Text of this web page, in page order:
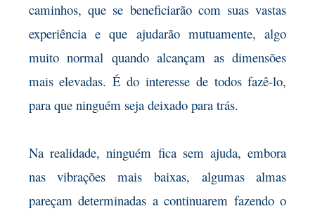
caminhos, que se beneficiarão com suas vastas
experiência e que ajudarão mutuamente, algo
muito normal quando alcançam as dimensões
mais elevadas. É do interesse de todos fazê-lo,
para que ninguém seja deixado para trás.
Na realidade, ninguém fica sem ajuda, embora
nas vibrações mais baixas, algumas almas
pareçam determinadas a continuarem fazendo o